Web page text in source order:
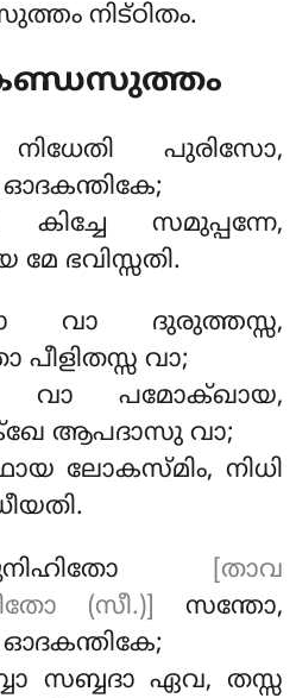
നിട്ഠിതം.
നിധേതി പുരിസോ,
ഓദകന്തികേ;
സമുപ്പന്നേ,
ഭവിസ്സതി.
വാ ദുരുത്തസ്സ,
വാ;
വാ പമോക്ഖായ,
ആപദാസു വാ;
ലോകസ്മിം, നിധി
[താവ
(സീ.)]
സന്തോ,
ഓദകന്തികേ;
സബ്ബദാ ഏവ, തസ്സ